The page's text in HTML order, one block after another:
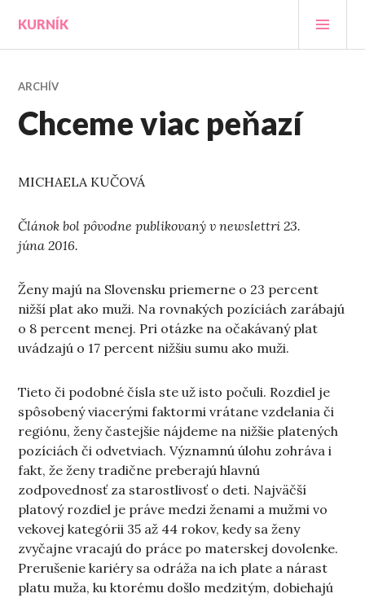
obsah
KURNÍK
ARCHÍV
Chceme viac peňazí
MICHAELA KUČOVÁ
Článok bol pôvodne publikovaný v newslettri 23.
júna 2016.
Ženy majú na Slovensku priemerne o 23 percent
nižší plat ako muži. Na rovnakých pozíciách zarábajú
o 8 percent menej. Pri otázke na očakávaný plat
uvádzajú o 17 percent nižšiu sumu ako muži.
Tieto či podobné čísla ste už isto počuli. Rozdiel je
spôsobený viacerými faktormi vrátane vzdelania či
regiónu, ženy častejšie nájdeme na nižšie platených
pozíciách či odvetviach. Významnú úlohu zohráva i
fakt, že ženy tradične preberajú hlavnú
zodpovednosť za starostlivosť o deti. Najväčší
platový rozdiel je práve medzi ženami a mužmi vo
vekovej kategórii 35 až 44 rokov, kedy sa ženy
zvyčajne vracajú do práce po materskej dovolenke.
Prerušenie kariéry sa odráža na ich plate a nárast
platu muža, ku ktorému došlo medzitým, dobiehajú